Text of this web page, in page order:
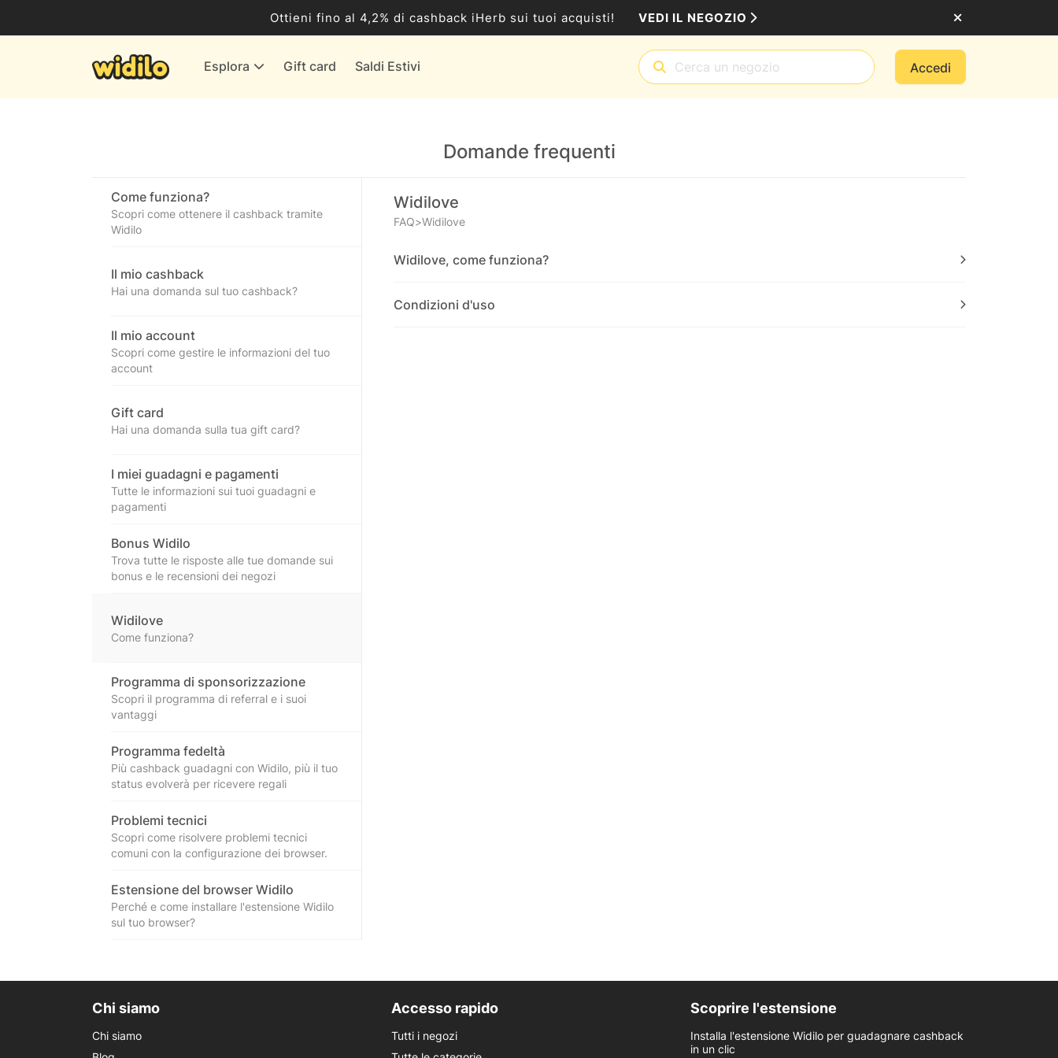
Ottieni fino al 4,2% di cashback iHerb sui tuoi acquisti! VEDI IL NEGOZIO
Esplora Gift card Saldi Estivi Accedi
Banche & Assicurazioni
Domande frequenti
Come funziona?
Scopri come ottenere il cashback tramite
Widilo
Il mio cashback
Hai una domanda sul tuo cashback?
Il mio account
Scopri come gestire le informazioni del tuo
account
Gift card
Hai una domanda sulla tua gift card?
I miei guadagni e pagamenti
Tutte le informazioni sui tuoi guadagni e
pagamenti
Bonus Widilo
Trova tutte le risposte alle tue domande sui
bonus e le recensioni dei negozi
Widilove
Come funziona?
Programma di sponsorizzazione
Scopri il programma di referral e i suoi
vantaggi
Programma fedeltà
Più cashback guadagni con Widilo, più il tuo
status evolverà per ricevere regali
Problemi tecnici
Scopri come risolvere problemi tecnici
comuni con la configurazione dei browser.
Estensione del browser Widilo
Perché e come installare l'estensione Widilo
sul tuo browser?
Widilove
FAQ>Widilove
Widilove, come funziona?
Condizioni d'uso
Chi siamo
Chi siamo
Accesso rapido
Tutti i negozi
Scoprire l'estensione
Installa l'estensione Widilo per guadagnare cashback
in un clic